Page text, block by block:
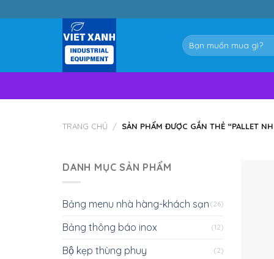
to
Tìm
kiếm:
TRANG CHỦ / SẢN PHẨM ĐƯỢC GẮN THẺ “PALLET
DANH MỤC SẢN PHẨM
Bảng menu nhà hàng-khách sạn (26)
Bảng thông báo inox (12)
Bộ kẹp thùng phuy (2)